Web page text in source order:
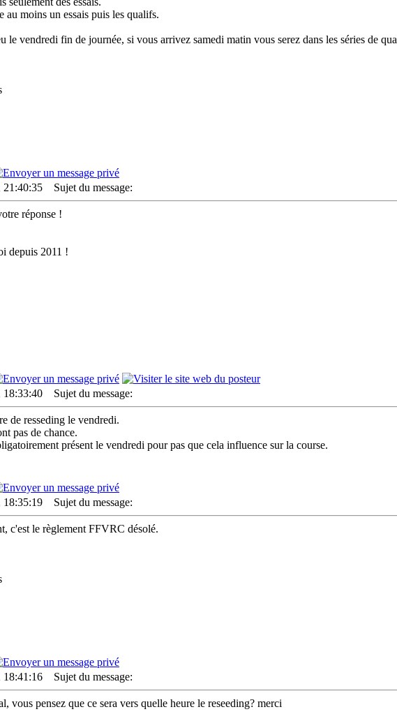
moins un essais puis les qualifs.
le vendredi fin de journée, si vous arrivez samedi matin vous serez dans les séries de
21:40:35 Sujet du message:
réponse !
depuis 2011 !
18:33:40 Sujet du message:
de resseding le vendredi.
pas de chance.
présent le vendredi pour pas que cela influence sur la course.
18:35:19 Sujet du message:
c'est le règlement FFVRC désolé.
18:41:16 Sujet du message:
vous pensez que ce sera vers quelle heure le reseeding? merci